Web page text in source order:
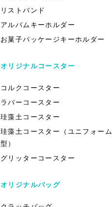
リストバンド
アルバムキーホルダー
お菓子パッケージキーホルダー
オリジナルコースター
コルクコースター
ラバーコースター
珪藻土コースター
珪藻土コースター（ユニフォーム
型）
グリッターコースター
オリジナルバッグ